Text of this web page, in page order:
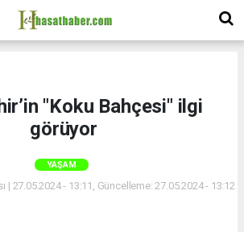
"Koku Bahçesi" ilgi
görüyor
YAŞAM
| 27.05.2024 - 13:11, Güncelleme: 27.05.2024 - 13:12